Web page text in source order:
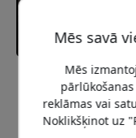
Mēs savā
Mēs
reklāmas vai
Noklikšķinot uz